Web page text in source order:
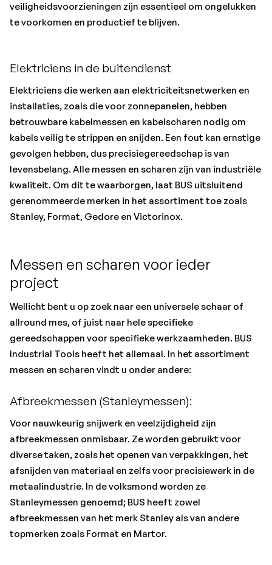
veiligheidsvoorzieningen zijn essentieel om ongelukken
te voorkomen en productief te blijven.
Elektriciens in de buitendienst
Elektriciens die werken aan elektriciteitsnetwerken en
installaties, zoals die voor zonnepanelen, hebben
betrouwbare kabelmessen en kabelscharen nodig om
kabels veilig te strippen en snijden. Een fout kan ernstige
gevolgen hebben, dus precisiegereedschap is van
levensbelang. Alle messen en scharen zijn van industriële
kwaliteit. Om dit te waarborgen, laat BUS uitsluitend
gerenommeerde merken in het assortiment toe zoals
Stanley, Format, Gedore en Victorinox.
Messen en scharen voor ieder
project
Wellicht bent u op zoek naar een universele schaar of
allround mes, of juist naar hele specifieke
gereedschappen voor specifieke werkzaamheden. BUS
Industrial Tools heeft het allemaal. In het assortiment
messen en scharen vindt u onder andere:
Afbreekmessen (Stanleymessen):
Voor nauwkeurig snijwerk en veelzijdigheid zijn
afbreekmessen onmisbaar. Ze worden gebruikt voor
diverse taken, zoals het openen van verpakkingen, het
afsnijden van materiaal en zelfs voor precisiewerk in de
metaalindustrie. In de volksmond worden ze
Stanleymessen genoemd; BUS heeft zowel
afbreekmessen van het merk Stanley als van andere
topmerken zoals Format en Martor.